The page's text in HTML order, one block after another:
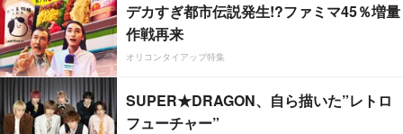
デカすぎ都市伝説発生!?ファミマ45％増量
作戦再来
オリコンタイアップ特集
SUPER★DRAGON、自ら描いた”レトロ
フューチャー”